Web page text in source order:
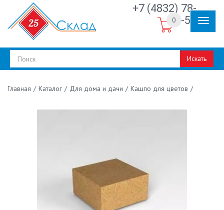
+7 (4832) 78-
30-50
Искать
0
Главная / Каталог / Для дома и дачи / Кашпо для цветов /